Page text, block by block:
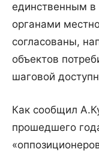
единственным
органами
согласованы,
объектов
шаговой
Как сообщил
прошедшего